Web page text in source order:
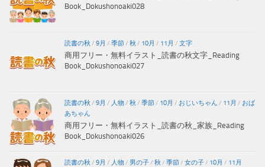
Book_Dokushonoaki028
読書の秋 / 9月 / 季節/ 秋 / 10月 / 11月 / 文字
商用フリー・無料イラスト_読書の秋文字_Reading
Book_Dokushonoaki027
読書の秋 / 9月 / 人物/ 秋 / 季節/ 10月 / おじいちゃん / 11月 / おば
あちゃん
商用フリー・無料イラスト_読書の秋_家族_Reading
Book_Dokushonoaki026
読書の秋 / 9月 / 人物/ 男の子/ 秋 / 季節/ 女の子/ 10月 / 11月